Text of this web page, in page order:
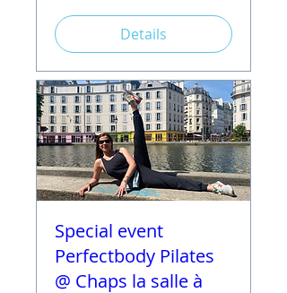
Details
Special event
Perfectbody Pilates
@ Chaps la salle à